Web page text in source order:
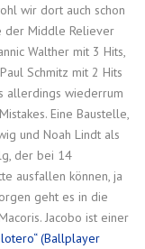
wir dort auch schon
der Middle Reliever
Walther mit 3 Hits,
Schmitz mit 2 Hits
allerdings wiederrum
Eine Baustelle,
und Noah Lindt als
der bei 14
ausfallen können, ja
geht es in die
Jacobo ist einer
(Ballplayer